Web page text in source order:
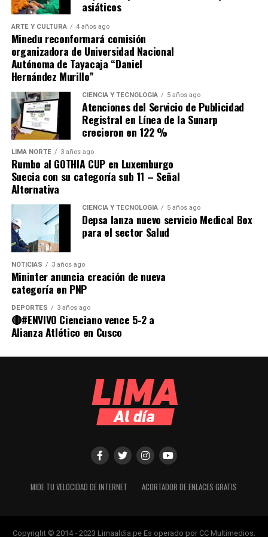
Source link
Comparte esto:
asiáticos
ARTE Y CULTURA 4 años ago
Minedu reconformará comisión
organizadora de Universidad Nacional
Autónoma de Tayacaja “Daniel
Hernández Murillo”
CIENCIA Y TECNOLOGÍA 5 años ago
Atenciones del Servicio de Publicidad
Registral en Línea de la Sunarp
crecieron en 122 %
LIMA NORTE 3 años ago
Rumbo al GOTHIA CUP en Luxemburgo
Suecia con su categoría sub 11 – Señal
Alternativa
CIENCIA Y TECNOLOGÍA 5 años ago
Depsa lanza nuevo servicio Medical Box
para el sector Salud
NOTICIAS 3 años ago
Mininter anuncia creación de nueva
categoría en PNP
DEPORTES 3 años ago
🔴#ENVIVO Cienciano vence 5-2 a
Alianza Atlético en Cusco
MIDE TU VELOCIDAD DE INTERNET ACORTADOR DE ENLACES GRATIS
Copyright © 2014 - 2023 Limaaldia.pe Es operado por CC Multimedios.